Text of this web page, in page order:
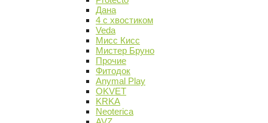
Дана
4 с хвостиком
Veda
Мисс Кисс
Мистер Бруно
Прочие
Фитодок
Anymal Play
OKVET
KRKA
Neoterica